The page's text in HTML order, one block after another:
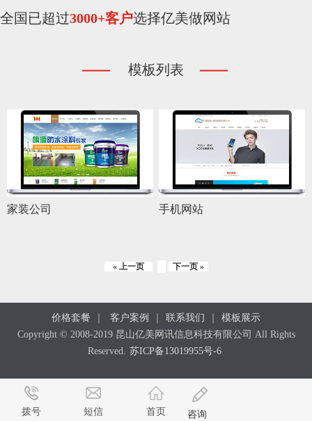
全国已超过3000+客户选择亿美做网站
模板列表
家装公司 手机网站
« 上一页 下一页 »
价格套餐 ｜ 客户案例 ｜ 联系我们 ｜
模板展示
Copyright © 2008-2019 昆山亿美网讯信息科技有限公司 All Rights
Reserved.
苏ICP备13019955号-6
拨号 短信 首页 咨询